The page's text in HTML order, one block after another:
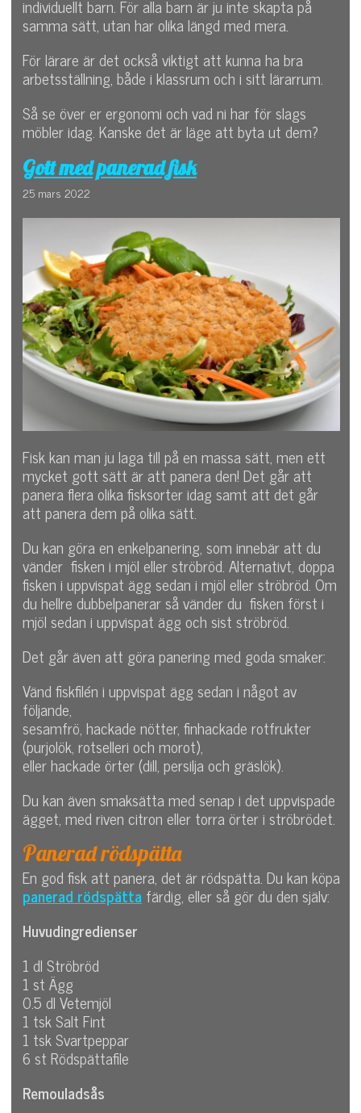
individuellt barn. För alla barn är ju inte skapta på
samma sätt, utan har olika längd med mera.
För lärare är det också viktigt att kunna ha bra
arbetsställning, både i klassrum och i sitt lärarrum.
Så se över er ergonomi och vad ni har för slags
möbler idag. Kanske det är läge att byta ut dem?
Gott med panerad fisk
25 mars 2022
Fisk kan man ju laga till på en massa sätt, men ett
mycket gott sätt är att panera den! Det går att
panera flera olika fisksorter idag samt att det går
att panera dem på olika sätt.
Du kan göra en enkelpanering, som innebär att du
vänder fisken i mjöl eller ströbröd. Alternativt, doppa
fisken i uppvispat ägg sedan i mjöl eller ströbröd. Om
du hellre dubbelpanerar så vänder du fisken först i
mjöl sedan i uppvispat ägg och sist ströbröd.
Det går även att göra panering med goda smaker:
Vänd fiskfilén i uppvispat ägg sedan i något av
följande,
sesamfrö, hackade nötter, finhackade rotfrukter
(purjolök, rotselleri och morot),
eller hackade örter (dill, persilja och gräslök).
Du kan även smaksätta med senap i det uppvispade
ägget, med riven citron eller torra örter i ströbrödet.
Panerad rödspätta
En god fisk att panera, det är rödspätta. Du kan köpa
panerad rödspätta färdig, eller så gör du den själv:
Huvudingredienser
1 dl Ströbröd
1 st Ägg
0.5 dl Vetemjöl
1 tsk Salt Fint
1 tsk Svartpeppar
6 st Rödspättafile
Remouladsås